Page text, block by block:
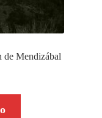
de Mendizábal